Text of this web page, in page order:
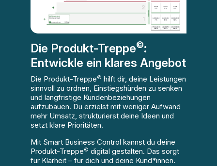
Die Produkt-Treppe©:
Entwickle ein klares Angebot
Die Produkt-Treppe© hilft dir, deine Leistungen
sinnvoll zu ordnen, Einstiegshürden zu senken
und langfristige Kundenbeziehungen
aufzubauen. Du erzielst mit weniger Aufwand
mehr Umsatz, strukturierst deine Ideen und
setzt klare Prioritäten.
Mit Smart Business Control kannst du deine
Produkt-Treppe© digital gestalten. Das sorgt
für Klarheit – für dich und deine Kund*innen.